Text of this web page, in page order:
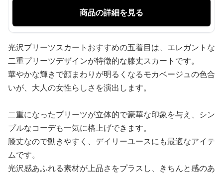
商品の詳細を見る
光沢プリーツスカートおすすめの五着目は、エレガントな
二重プリーツデザインが特徴的な膝丈スカートです。
華やかな輝きで顔まわりが明るくなるモカベージュの色合
いが、大人の女性らしさを演出します。
二重になったプリーツが立体的で豪華な印象を与え、シン
プルなコーデも一気に格上げできます。
膝丈なので動きやすく、デイリーユースにも最適なアイテ
ムです。
光沢感あふれる素材が上品さをプラスし、きちんと感のあ